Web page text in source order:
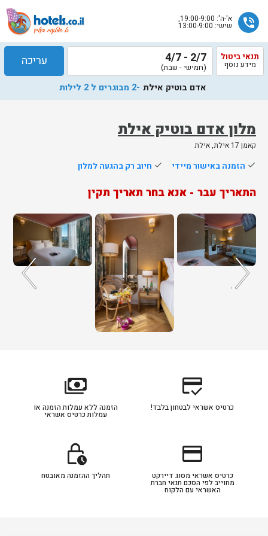
phone_in_talk א'-ה': 19:00-9:00,
שישי: 13:00-9:00
מלון אדם בוטיק אילת
קאמן 17 אילת, אילת
תנאי ביטול
מידע נוסף 2/7 - 4/7
(חמישי - שבת) עריכה
אדם בוטיק אילת -2 מבוגרים ל 2 לילות
done הזמנה באישור מיידי done חיוב רק בהגעה למלון
התאריך עבר - אנא בחר תאריך תקין
שלח
הוטלס
אליך
בשעות
הפעילות
credit_score
כרטיס אשראי לבטחון בלבד!
payments
הזמנה ללא עמלות הזמנה או
עמלות כרטיס אשראי
credit_card
כרטיס אשראי מסוג דיירקט
מחוייב לפי הסכם תנאי חברת
האשראי עם הלקוח
lock_clock
תהליך ההזמנה מאובטח